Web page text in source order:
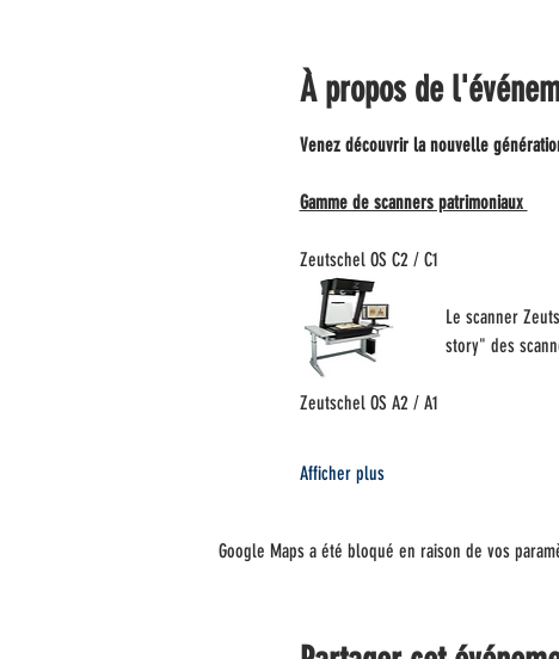
À propos de
Venez découvrir la nouvelle
Gamme de scanners patrimoniaux
Zeutschel OS C2 / C1
Le scanner
story" des
Zeutschel OS A2 / A1
Afficher plus
Google Maps a été bloqué en raison de vos